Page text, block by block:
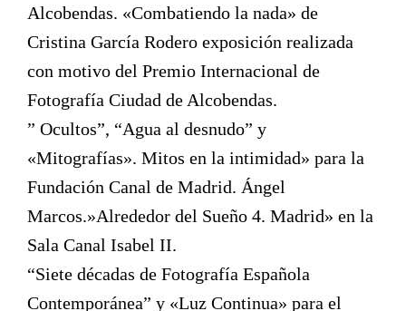
Alcobendas. «Combatiendo la nada» de
Cristina García Rodero exposición realizada
con motivo del Premio Internacional de
Fotografía Ciudad de Alcobendas.
” Ocultos”, “Agua al desnudo” y
«Mitografías». Mitos en la intimidad» para la
Fundación Canal de Madrid. Ángel
Marcos.»Alrededor del Sueño 4. Madrid» en la
Sala Canal Isabel II.
“Siete décadas de Fotografía Española
Contemporánea” y «Luz Continua» para el